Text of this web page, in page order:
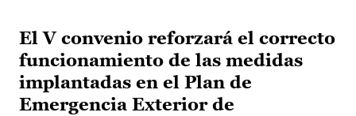
El V convenio reforzará el correcto
funcionamiento de las medidas
implantadas en el Plan de
Emergencia Exterior de